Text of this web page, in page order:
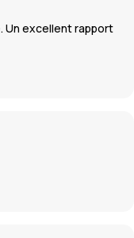
Un excellent rapport